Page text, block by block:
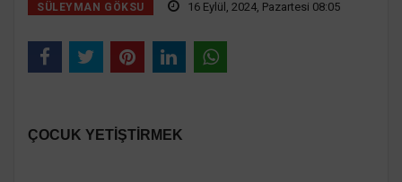
SÜLEYMAN GÖKSU 16 Eylül, 2024, Pazartesi 08:05
ÇOCUK YETİŞTİRMEK